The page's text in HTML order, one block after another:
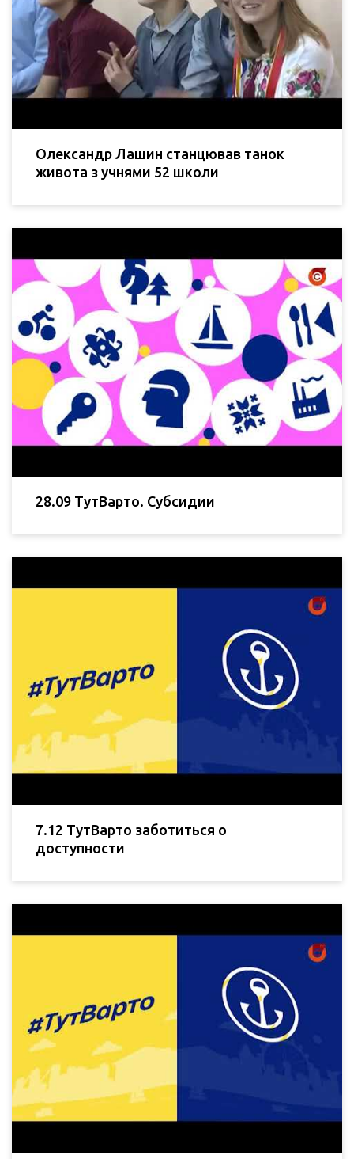
Олександр Лашин станцював танок
живота з учнями 52 школи
28.09 ТутВарто. Субсидии
7.12 ТутВарто заботиться о
доступности